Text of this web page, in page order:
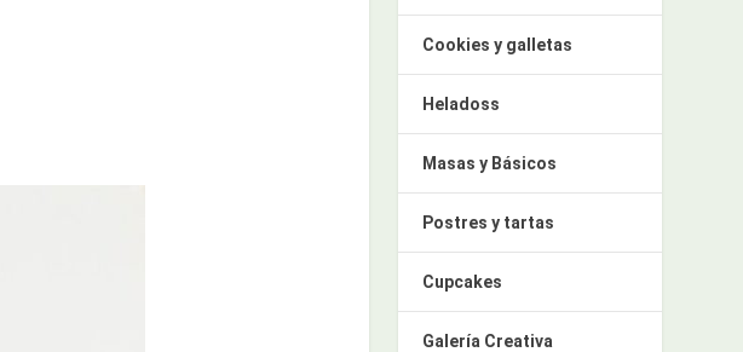
Cookies y galletas
Heladoss
Masas y Básicos
Postres y tartas
Cupcakes
Galería Creativa